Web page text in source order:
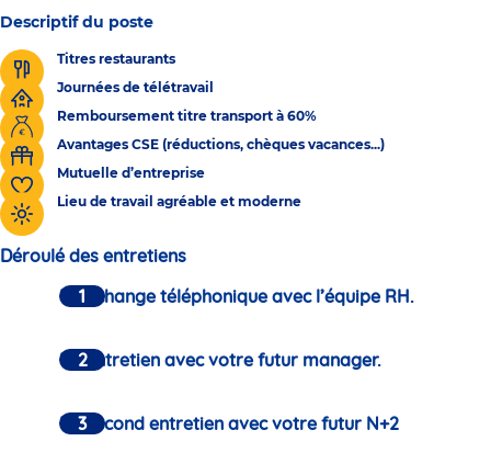
Descriptif du poste
Titres restaurants
Journées de télétravail
Remboursement titre transport à 60%
Avantages CSE (réductions, chèques vacances...)
Mutuelle d’entreprise
Lieu de travail agréable et moderne
Déroulé des entretiens
Un échange téléphonique avec l’équipe RH.
Un entretien avec votre futur manager.
Un second entretien avec votre futur N+2